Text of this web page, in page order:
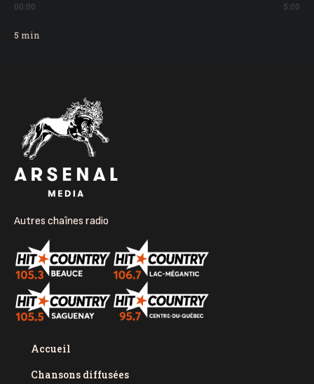
00:00 5:00
5 min
Autres chaînes radio
Accueil
Chansons diffusées